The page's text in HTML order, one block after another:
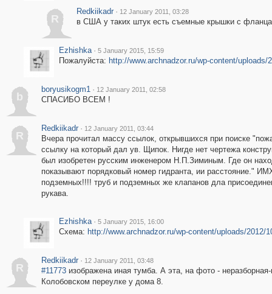
R
Redkiikadr · 12 January 2011, 03:28
в США у таких штук есть съемные крышки с
Ezhishka · 5 January 2015, 15:59
Пожалуйста: http://www.archnadzor.ru/wp-content/
b
boryusikogm1 · 12 January 2011, 02:58
СПАСИБО ВСЕМ !
R
Redkiikadr · 12 January 2011, 03:44
Вчера прочитал массу ссылок, открывшихся при поиске
ссылку на который дал ув. Щипок. Нигде нет чертежа
был изобретен русским инженером Н.П.Зиминым. Где он
показывают порядковый номер гидранта, ии расстояние."
подземных!!!! труб и подземных же клапанов дла
рукава.
Ezhishka · 5 January 2015, 16:00
Схема: http://www.archnadzor.ru/wp-content/uploads/
R
Redkiikadr · 12 January 2011, 03:48
#11773изображена иная тумба. А эта, на фото -
Колобовском переулке у дома 8.